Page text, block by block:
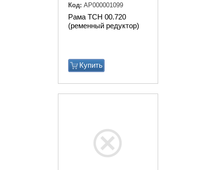
Рама ТСН 00.720
(ременный редуктор)
Купить
Код: АР000001099